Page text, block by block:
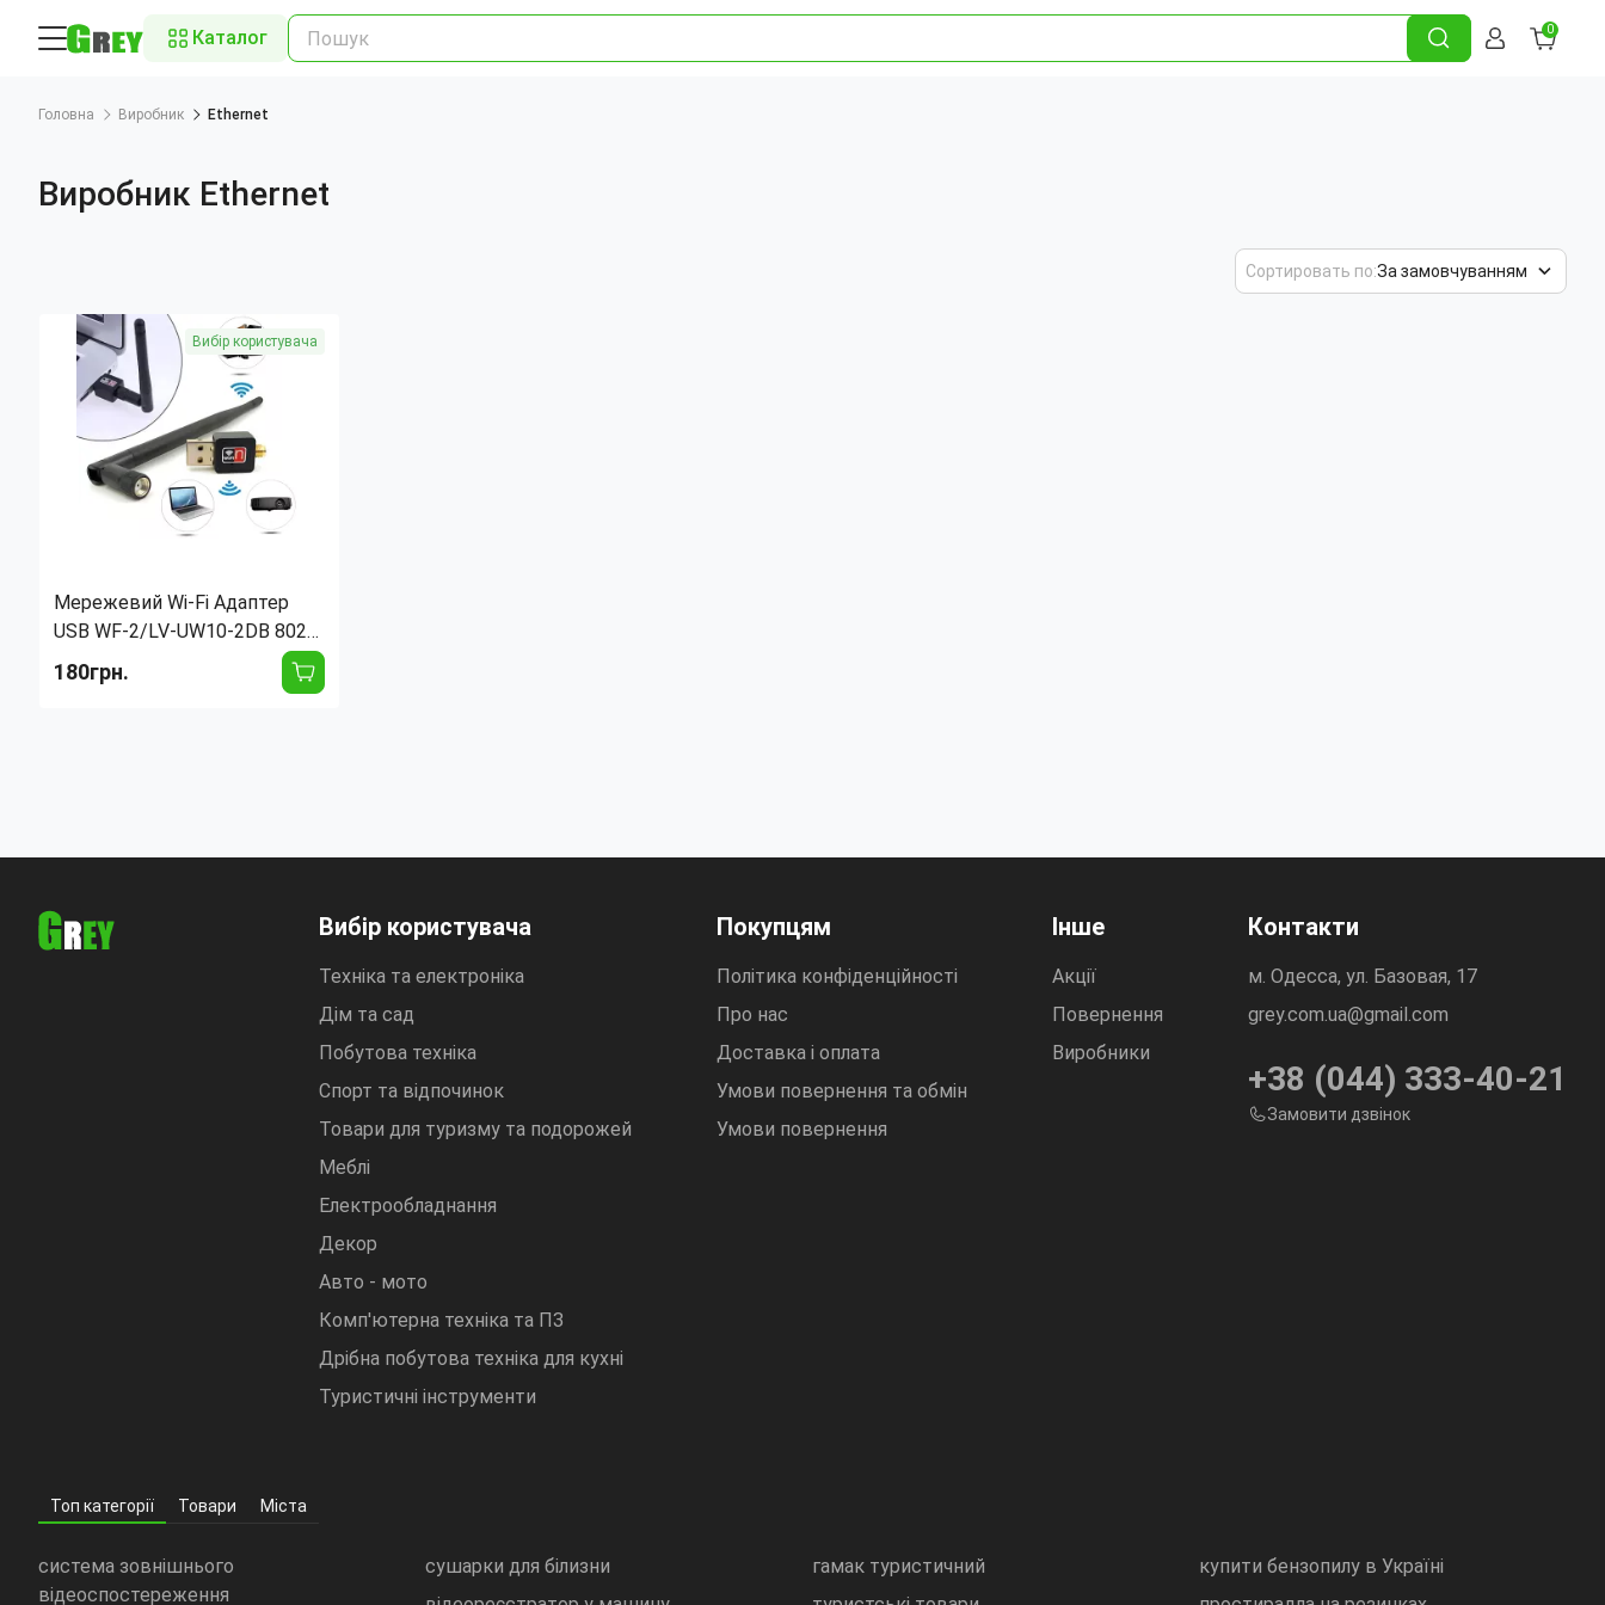
Каталог 0
Головна Виробник Ethernet
Виробник Ethernet
Сортировать по:За замовчуванням
Вибір користувача
Мережевий Wi-Fi Адаптер
USB WF-2/LV-UW10-2DB 802
для ПК і ноутбука,
бездротове з'єднання для Т2
180грн.
Вибір користувача
Техніка та електроніка
Дім та сад
Побутова техніка
Спорт та відпочинок
Товари для туризму та подорожей
Меблі
Електрообладнання
Декор
Авто - мото
Комп'ютерна техніка та ПЗ
Дрібна побутова техніка для кухні
Туристичні інструменти
Покупцям
Політика конфіденційності
Про нас
Доставка і оплата
Умови повернення та обмін
Умови повернення
Інше
Акції
Повернення
Виробники
Контакти
м. Одесса, ул. Базовая, 17
grey.com.ua@gmail.com
+38 (044) 333-40-21
Замовити дзвінок
Топ категорії Товари Міста
система зовнішнього
відеоспостереження
сушарки для білизни
гамак туристичний
купити бензопилу в Україні